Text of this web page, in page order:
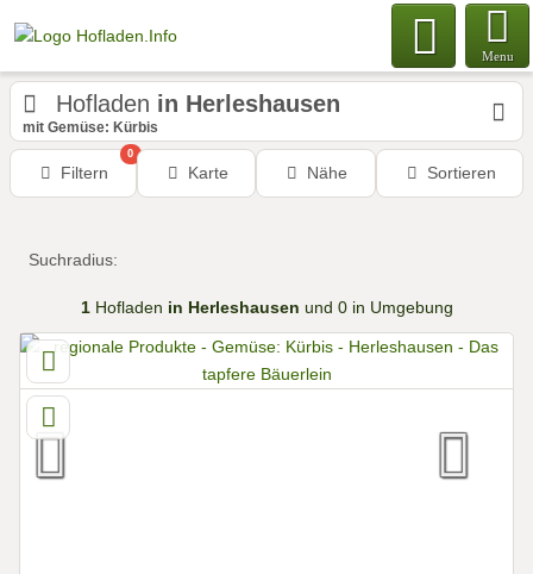
Menu
Hofladen in Herleshausen
mit Gemüse: Kürbis
Filtern
0
Karte Nähe Sortieren
Suchradius:
1Hofladen in Herleshausen und 0 in Umgebung